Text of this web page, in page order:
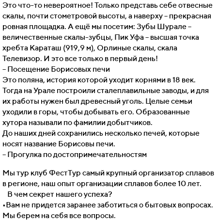
Это что-то невероятное! Только представь себе отвесные
скалы, почти стометровой высоты, а наверху – прекрасная
ровная площадка. А ещё мы посетим: Зубы Шурале –
величественные скалы-зубцы, Пик Уфа – высшая точка
хребта Караташ (919,9 м), Орлиные скалы, скала
Телевизор. И это все только в первый день!
– Посещение Борисовых печи
Это поляна, история которой уходит корнями в 18 век.
Тогда на Урале построили сталеплавильные заводы, и для
их работы нужен был древесный уголь. Целые семьи
уходили в горы, чтобы добывать его. Образованные
хутора называли по фамилии добытчиков.
До наших дней сохранились несколько печей, которые
носят название Борисовы печи.
– Прогулка по достопримечательностям
Мы тур клуб ФестТур самый крупный организатор сплавов
в регионе, наш опыт организации сплавов более 10 лет.
В чем секрет нашего успеха?
•Вам не придется заранее заботиться о бытовых вопросах.
Мы берем на себя все вопросы.